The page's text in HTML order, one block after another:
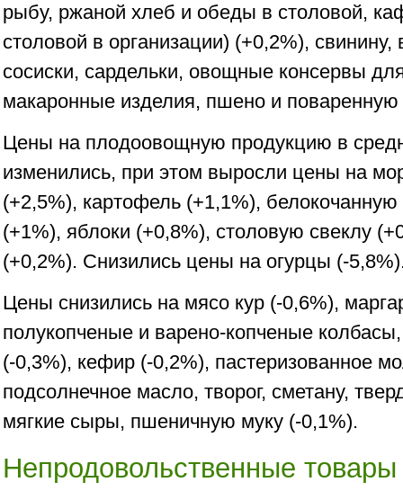
рыбу, ржаной хлеб и обеды в столовой,
столовой в организации) (+0,2%),
сосиски, сардельки, овощные консервы
макаронные изделия, пшено и поваренную
Цены на плодоовощную продукцию в
изменились, при этом выросли цены на
(+2,5%), картофель (+1,1%), белокочанную
(+1%), яблоки (+0,8%), столовую свеклу
(+0,2%). Снизились цены на огурцы (-
Цены снизились на мясо кур (-0,6%),
полукопченые и варено-копченые
(-0,3%), кефир (-0,2%), пастеризованное
подсолнечное масло, творог, сметану,
мягкие сыры, пшеничную муку (-0,1%).
Непродовольственные товары